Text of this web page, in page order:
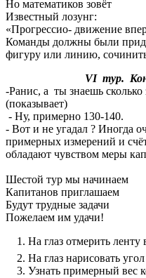
Но математиков зовёт
Известный лозунг:
«Прогрессио- движение
Команды должны были
фигуру или линию,
VI тур.
-Ранис, а ты знаешь сколько
(показывает)
- Ну, примерно 130-140.
- Вот и не угадал ? Иногда
примерных измерений и
обладают чувством меры
Шестой тур мы начинаем
Капитанов приглашаем
Будут трудные задачи
Пожелаем им удачи!
1. На глаз отмерить ленту
2. На глаз нарисовать
3. Узнать примерный вес